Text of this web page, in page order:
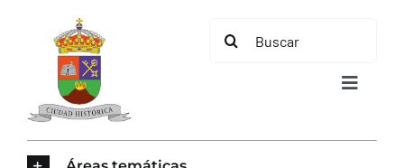
contenido
Buscar:
Toggle